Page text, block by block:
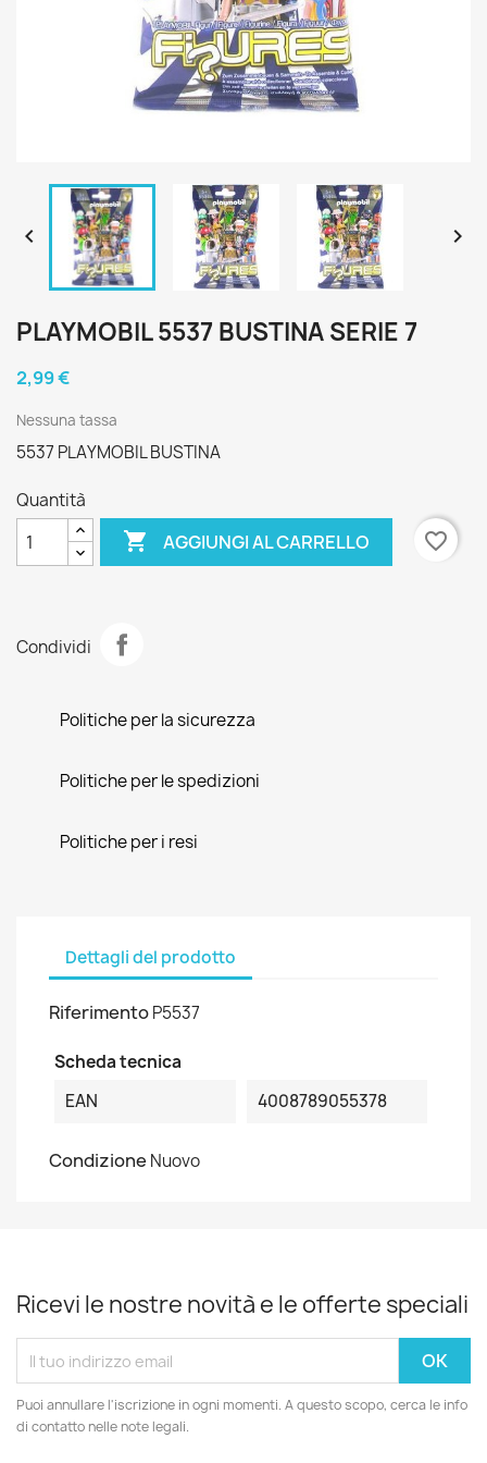
 
PLAYMOBIL 5537 BUSTINA SERIE 7
2,99 €
Nessuna tassa
5537 PLAYMOBIL BUSTINA
Quantità
 AGGIUNGI AL CARRELLO favorite_border
Condividi
Politiche per la sicurezza
Politiche per le spedizioni
Politiche per i resi
Dettagli del prodotto
RiferimentoP5537
Scheda tecnica
EAN
4008789055378
Condizione Nuovo
Ricevi le nostre novità e le offerte speciali
Puoi annullare l'iscrizione in ogni momenti. A questo scopo, cerca le info
di contatto nelle note legali.